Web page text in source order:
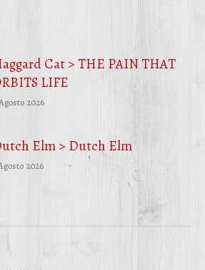
Cat > THE PAIN THAT
LIFE
2026
Elm > Dutch Elm
2026